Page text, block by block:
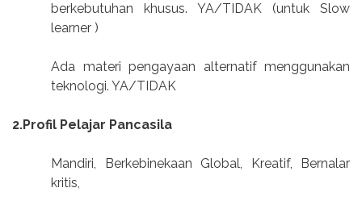
berkebutuhan khusus. YA/TIDAK (untuk Slow
learner )
Ada materi pengayaan alternatif menggunakan
teknologi. YA/TIDAK
2.Profil Pelajar Pancasila
Mandiri, Berkebinekaan Global, Kreatif, Bernalar
kritis,